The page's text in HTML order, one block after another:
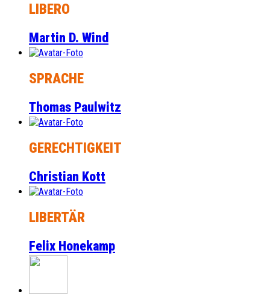
LIBERO
Martin D. Wind
SPRACHE
Thomas Paulwitz
GERECHTIGKEIT
Christian Kott
LIBERTÄR
Felix Honekamp